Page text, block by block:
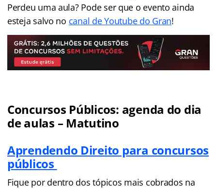
Perdeu uma aula? Pode ser que o evento ainda
esteja salvo no canal de Youtube do Gran!
Concursos Públicos: agenda do dia
de aulas – Matutino
Aprendendo Direito para concursos
públicos
Fique por dentro dos tópicos mais cobrados na